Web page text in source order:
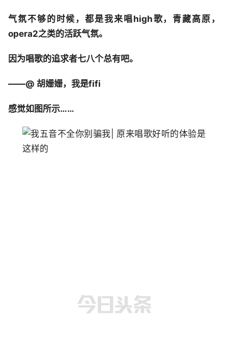
气氛不够的时候，都是我来唱high歌，青藏高原，
opera2之类的活跃气氛。
因为唱歌的追求者七八个总有吧。
——@ 胡姗姗，我是fifi
感觉如图所示……